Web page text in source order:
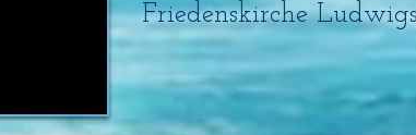
Friedenskirche